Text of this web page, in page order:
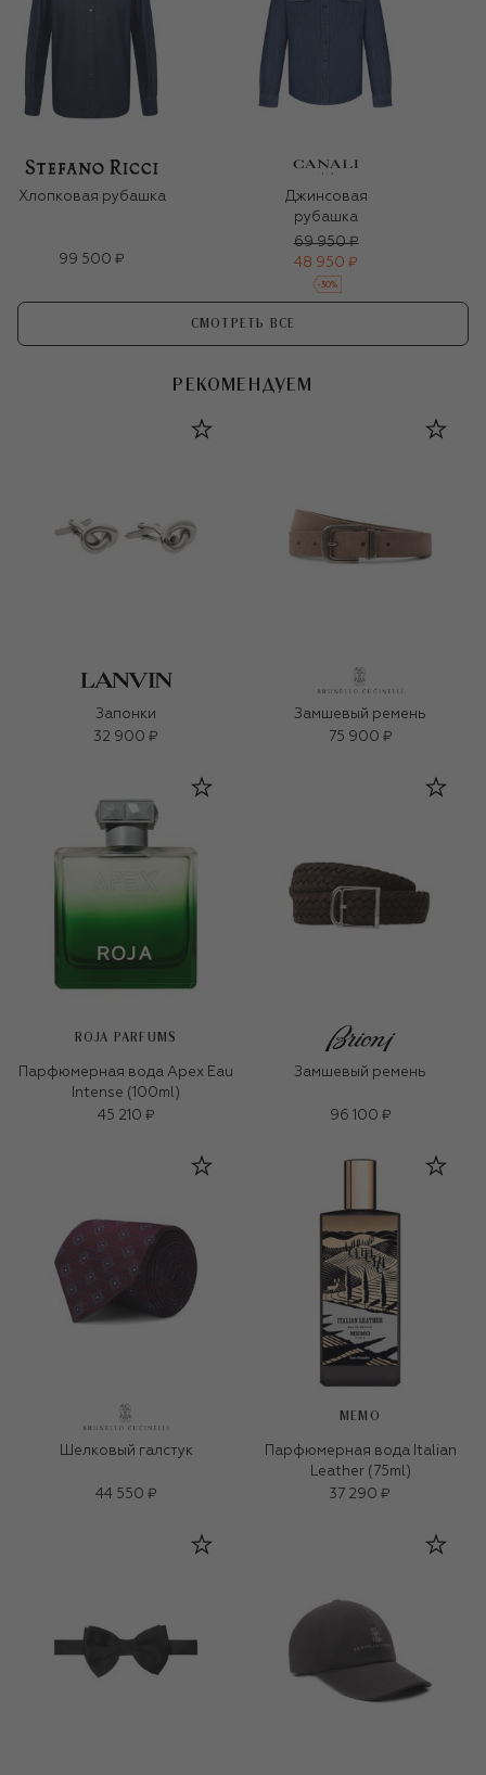
Хлопковая рубашка
99 500 ₽
Джинсовая
рубашка
69 950 ₽
48 950 ₽
-30%
СМОТРЕТЬ ВСЕ
РЕКОМЕНДУЕМ
Запонки
32 900 ₽
Замшевый ремень
75 900 ₽
ROJA PARFUMS
Парфюмерная вода Apex Eau
Intense (100ml)
45 210 ₽
Замшевый ремень
96 100 ₽
Шелковый галстук
44 550 ₽
MEMO
Парфюмерная вода Italian
Leather (75ml)
37 290 ₽